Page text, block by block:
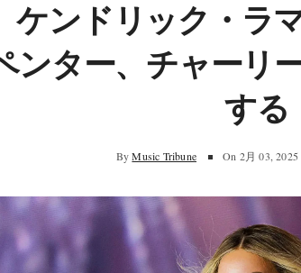
ケンドリック・ラ
ンター、チャーリ
する
By Music Tribune On 2月 03, 2025